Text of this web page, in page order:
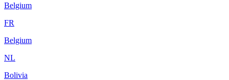
Belgium
FR
Belgium
NL
Bolivia